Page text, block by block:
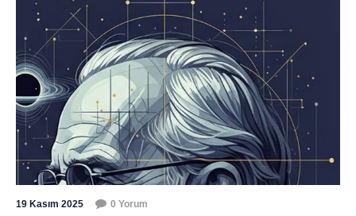
19 Kasım 2025 0 Yorum